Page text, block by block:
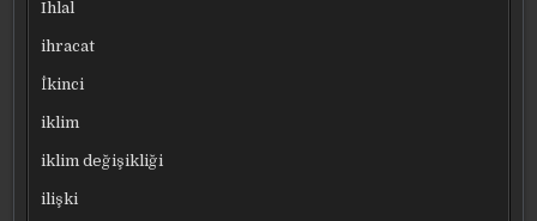
Ihlal
ihracat
İkinci
iklim
iklim değişikliği
ilişki